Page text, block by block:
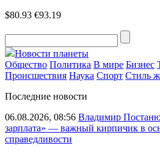
$80.93 €93.19
Новости планеты
Общество Политика В мире Бизнес
Происшествия Наука Спорт Стиль
Последние новости
06.08.2026, 08:56 Владимир
зарплата» — важный кирпичик в
справедливости